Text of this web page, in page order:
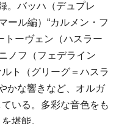
。バッハ（デュプレ
ール編）“カルメン・フ
トーヴェン（ハスラー
ノフ（フェデライン
ト（グリーグ＝ハスラ
かな響きなど、オルガ
いる。多彩な音色をも
堪能。